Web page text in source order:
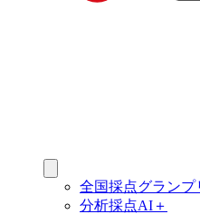
全国採点グランプ
分析採点AI＋